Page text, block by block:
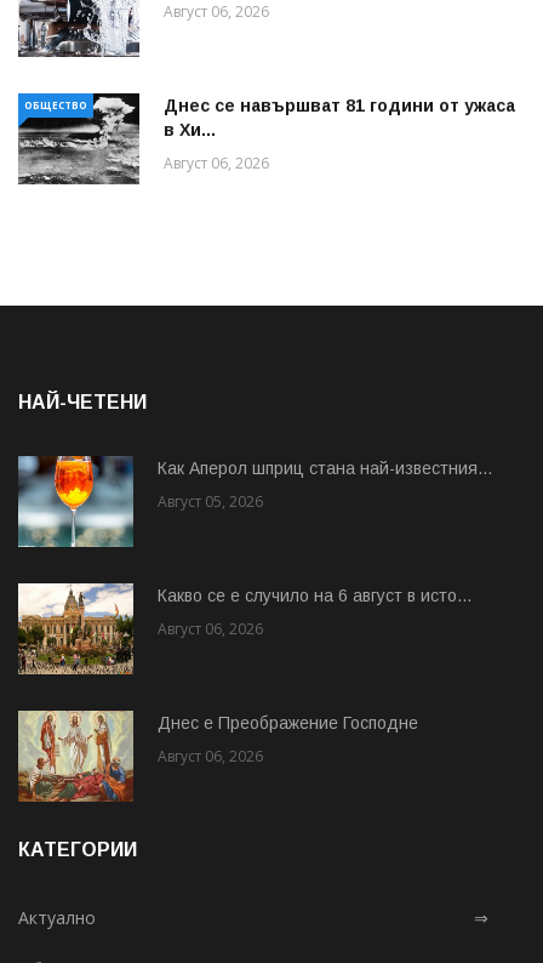
Август 06, 2026
ОБЩЕСТВО
Днес се навършват 81 години от ужаса
в Хи...
Август 06, 2026
НАЙ-ЧЕТЕНИ
Как Аперол шприц стана най-известния...
Август 05, 2026
Какво се е случило на 6 август в исто...
Август 06, 2026
Днес е Преображение Господне
Август 06, 2026
КАТЕГОРИИ
Актуално ⇒